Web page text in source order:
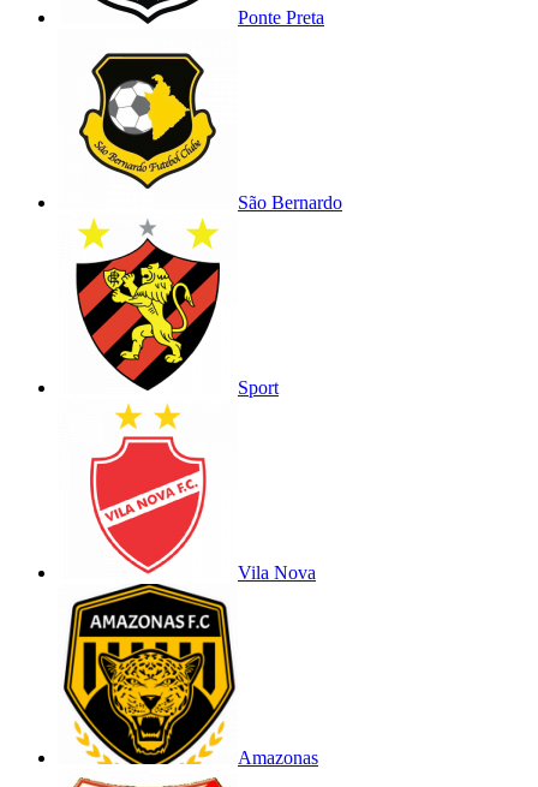
Ponte Preta
São Bernardo
Sport
Vila Nova
Amazonas